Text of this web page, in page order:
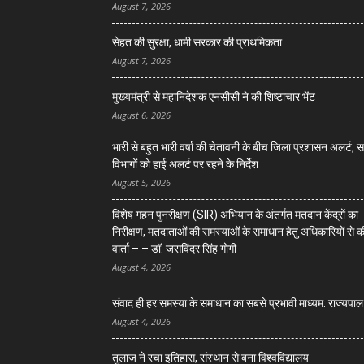
August 7, 2026
सेहत की सुरक्षा, धामी सरकार की प्राथमिकता
August 7, 2026
मुख्यमंत्री से महानिदेशक एनसीसी ने की शिष्टाचार भेंट
August 6, 2026
भारी से बहुत भारी वर्षा की चेतावनी के बीच जिला प्रशासन अलर्ट,
विभागों को हाई अलर्ट पर रहने के निर्देश
August 5, 2026
विशेष गहन पुनरीक्षण (SIR) अभियान के अंतर्गत मतदान केंद्रों का
निरीक्षण, मतदाताओं की समस्याओं के समाधान हेतु अधिकारियों से
वार्ता – – डॉ. जसविंदर सिंह गोगी
August 4, 2026
संवाद ही हर समस्या के समाधान का सबसे प्रभावी माध्यम: राज्यपाल
August 4, 2026
तुलाज़ ने रचा इतिहास, संस्थान से बना विश्वविद्यालय